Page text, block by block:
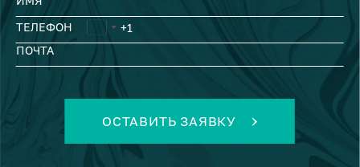
ТЕЛЕФОН
ПОЧТА
ОСТАВИТЬ ЗАЯВКУ